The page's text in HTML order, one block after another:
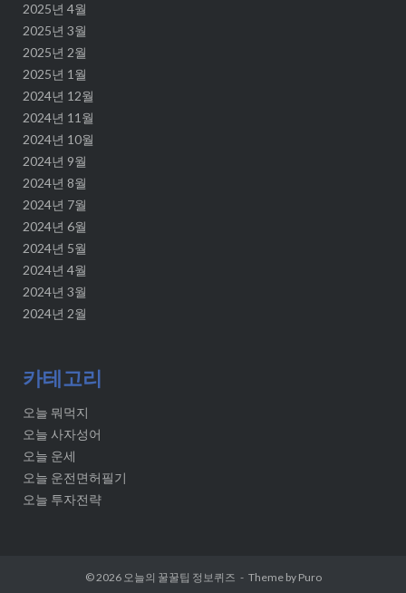
2025년 4월
2025년 3월
2025년 2월
2025년 1월
2024년 12월
2024년 11월
2024년 10월
2024년 9월
2024년 8월
2024년 7월
2024년 6월
2024년 5월
2024년 4월
2024년 3월
2024년 2월
카테고리
오늘 뭐먹지
오늘 사자성어
오늘 운세
오늘 운전면허필기
오늘 투자전략
© 2026 오늘의 꿀꿀팁 정보퀴즈 Theme by Puro